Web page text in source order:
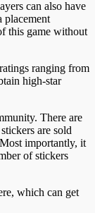
can also have
placement
this game without
ranging from
high-star
There are
are sold
importantly, it
of stickers
which can get